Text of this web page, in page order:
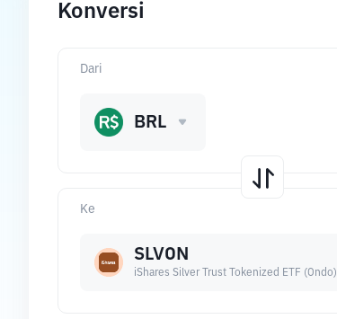
Konversi
Ke
SLVON
iShares Silver Trust Tokenized ETF (Ondo)
Dari
BRL